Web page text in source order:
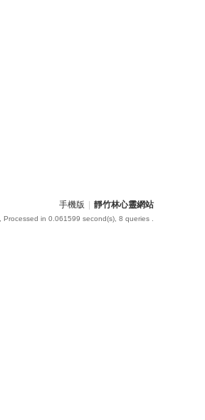
手機版 靜竹林心靈網站
, Processed in 0.061599 second(s), 8 queries .